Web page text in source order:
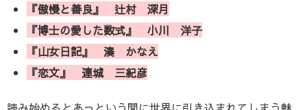
『傲慢と善良』 辻村 深月
『博士の愛した数式』 小川 洋子
『山女日記』 湊 かなえ
『恋文』 連城 三紀彦